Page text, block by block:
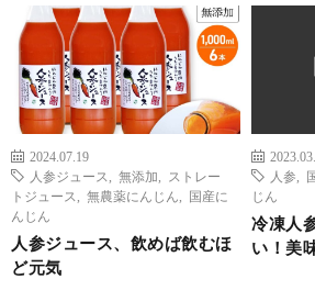
2024.07.19
人参ジュース
無添加
ストレー
トジュース
無農薬にんじん
国産に
んじん
人参ジュース、飲めば飲むほ
ど元気
人参
じん
冷凍人
い！美